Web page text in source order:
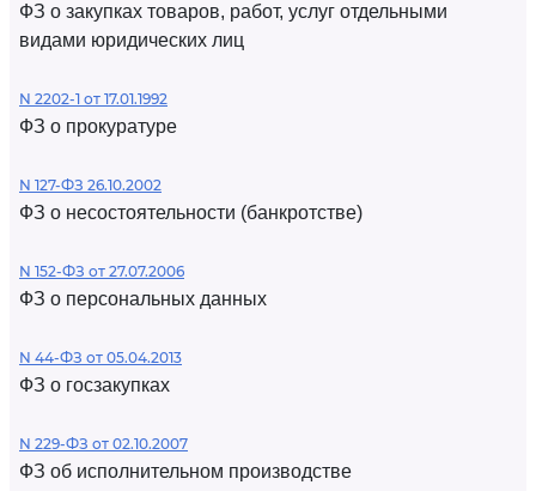
ФЗ о закупках товаров, работ, услуг отдельными
видами юридических лиц
N 2202-1 от 17.01.1992
ФЗ о прокуратуре
N 127-ФЗ 26.10.2002
ФЗ о несостоятельности (банкротстве)
N 152-ФЗ от 27.07.2006
ФЗ о персональных данных
N 44-ФЗ от 05.04.2013
ФЗ о госзакупках
N 229-ФЗ от 02.10.2007
ФЗ об исполнительном производстве